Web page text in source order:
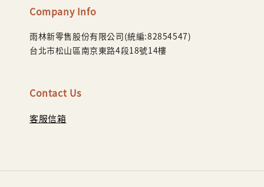
Company Info
雨林新零售股份有限公司(統編:82854547)
台北市松山區南京東路4段18號14樓
Contact Us
客服信箱